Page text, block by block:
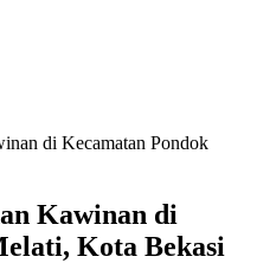
di Kecamatan Pondok
Kawinan di
Kota Bekasi